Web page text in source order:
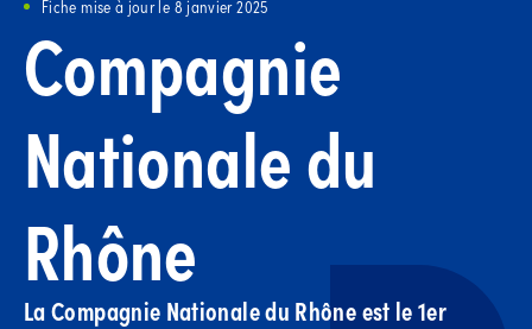
Fiche mise à jour le 8 janvier 2025
Compagnie
Nationale du
Rhône
La Compagnie Nationale du Rhône est le 1er